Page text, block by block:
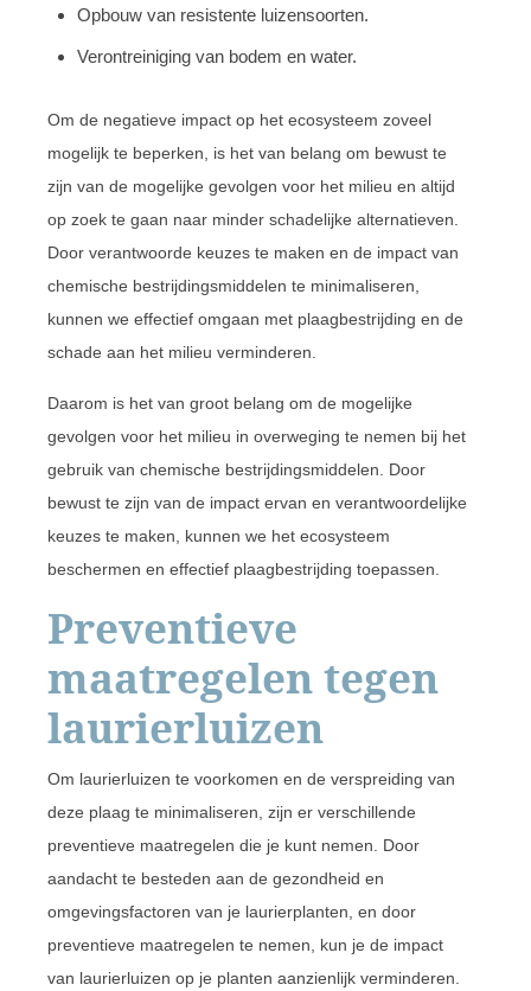
Opbouw van resistente luizensoorten.
Verontreiniging van bodem en water.
Om de negatieve impact op het ecosysteem zoveel
mogelijk te beperken, is het van belang om bewust te
zijn van de mogelijke gevolgen voor het milieu en altijd
op zoek te gaan naar minder schadelijke alternatieven.
Door verantwoorde keuzes te maken en de impact van
chemische bestrijdingsmiddelen te minimaliseren,
kunnen we effectief omgaan met plaagbestrijding en de
schade aan het milieu verminderen.
Daarom is het van groot belang om de mogelijke
gevolgen voor het milieu in overweging te nemen bij het
gebruik van chemische bestrijdingsmiddelen. Door
bewust te zijn van de impact ervan en verantwoordelijke
keuzes te maken, kunnen we het ecosysteem
beschermen en effectief plaagbestrijding toepassen.
Preventieve
maatregelen tegen
laurierluizen
Om laurierluizen te voorkomen en de verspreiding van
deze plaag te minimaliseren, zijn er verschillende
preventieve maatregelen die je kunt nemen. Door
aandacht te besteden aan de gezondheid en
omgevingsfactoren van je laurierplanten, en door
preventieve maatregelen te nemen, kun je de impact
van laurierluizen op je planten aanzienlijk verminderen.